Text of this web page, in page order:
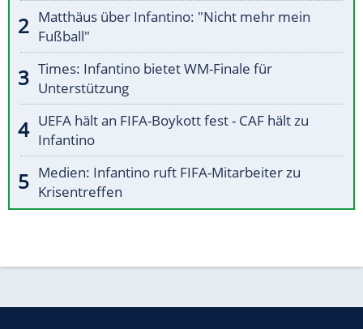
Matthäus über Infantino: "Nicht mehr mein
Fußball"
Times: Infantino bietet WM-Finale für
Unterstützung
UEFA hält an FIFA-Boykott fest - CAF hält zu
Infantino
Medien: Infantino ruft FIFA-Mitarbeiter zu
Krisentreffen